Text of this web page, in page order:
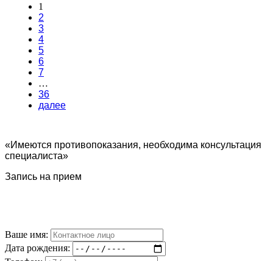
1
2
3
4
5
6
7
…
36
далее
«Имеются противопоказания, необходима консультация
специалиста»
Запись на прием
Ваше имя:
Дата рождения: